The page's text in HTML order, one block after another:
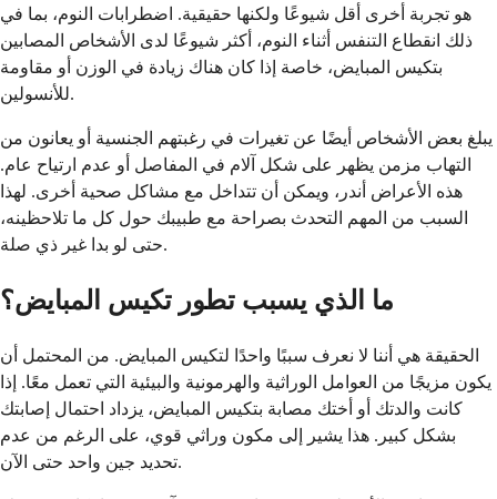
هو تجربة أخرى أقل شيوعًا ولكنها حقيقية. اضطرابات النوم، بما في
ذلك انقطاع التنفس أثناء النوم، أكثر شيوعًا لدى الأشخاص المصابين
بتكيس المبايض، خاصة إذا كان هناك زيادة في الوزن أو مقاومة
للأنسولين.
يبلغ بعض الأشخاص أيضًا عن تغيرات في رغبتهم الجنسية أو يعانون من
التهاب مزمن يظهر على شكل آلام في المفاصل أو عدم ارتياح عام.
هذه الأعراض أندر، ويمكن أن تتداخل مع مشاكل صحية أخرى. لهذا
السبب من المهم التحدث بصراحة مع طبيبك حول كل ما تلاحظينه،
حتى لو بدا غير ذي صلة.
ما الذي يسبب تطور تكيس المبايض؟
الحقيقة هي أننا لا نعرف سببًا واحدًا لتكيس المبايض. من المحتمل أن
يكون مزيجًا من العوامل الوراثية والهرمونية والبيئية التي تعمل معًا. إذا
كانت والدتك أو أختك مصابة بتكيس المبايض، يزداد احتمال إصابتك
بشكل كبير. هذا يشير إلى مكون وراثي قوي، على الرغم من عدم
تحديد جين واحد حتى الآن.